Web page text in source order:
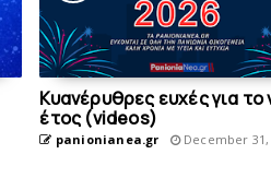
Κυανέρυθρες ευχές για το
έτος (videos)
panionianea.gr December 31,